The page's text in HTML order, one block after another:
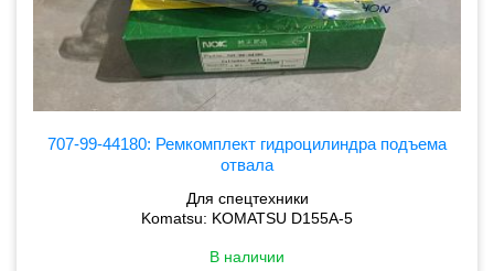
707-99-44180: Ремкомплект гидроцилиндра подъема
отвала
Для спецтехники
Komatsu: KOMATSU D155A-5
В наличии